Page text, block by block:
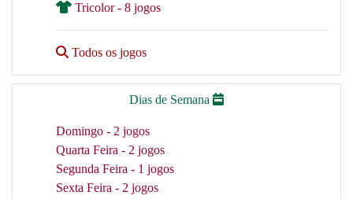
Tricolor - 8 jogos
Todos os jogos
Dias de Semana
Domingo - 2 jogos
Quarta Feira - 2 jogos
Segunda Feira - 1 jogos
Sexta Feira - 2 jogos